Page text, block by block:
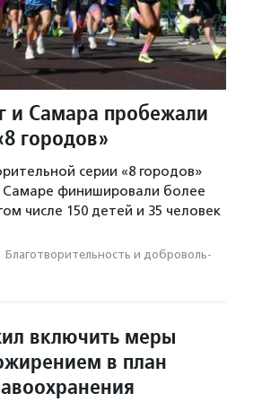
и Самара пробежали
городов»
серии «8 городов»
Самаре финишировали более
числе 150 детей и 35 человек
Благотвори­тель­ность и доброволь­
включить меры
в план